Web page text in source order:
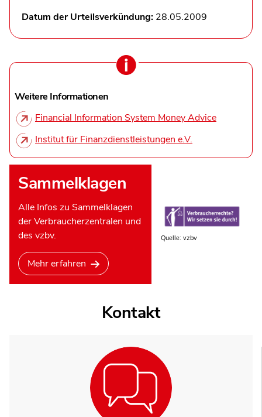
Datum der Urteilsverkündung: 28.05.2009
Weitere Informationen
Financial Information System Money Advice
Institut für Finanzdienstleistungen e.V.
Sammelklagen
Alle Infos zu Sammelklagen
der Verbraucherzentralen und
des vzbv.
Mehr erfahren
Quelle: vzbv
Kontakt